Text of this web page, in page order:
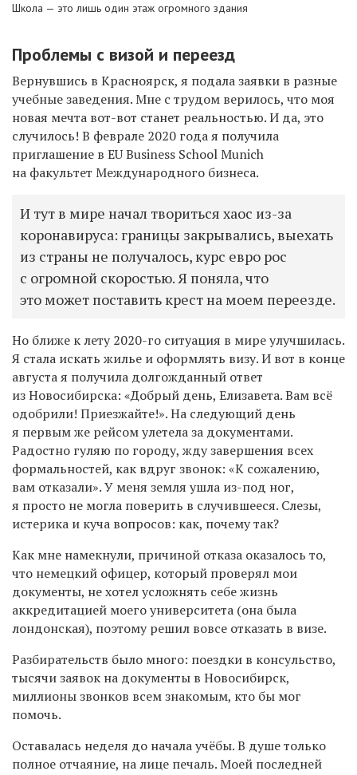
Школа — это лишь один этаж огромного здания
Проблемы с визой и переезд
Вернувшись в Красноярск, я подала заявки в разные
учебные заведения. Мне с трудом верилось, что моя
новая мечта вот-вот станет реальностью. И да, это
случилось! В феврале 2020 года я получила
приглашение в EU Business School Munich
на факультет Международного бизнеса.
И тут в мире начал твориться хаос из-за
коронавируса: границы закрывались, выехать
из страны не получалось, курс евро рос
с огромной скоростью. Я поняла, что
это может поставить крест на моем переезде.
Но ближе к лету 2020-го ситуация в мире улучшилась.
Я стала искать жилье и оформлять визу. И вот в конце
августа я получила долгожданный ответ
из Новосибирска: «Добрый день, Елизавета. Вам всё
одобрили! Приезжайте!». На следующий день
я первым же рейсом улетела за документами.
Радостно гуляю по городу, жду завершения всех
формальностей, как вдруг звонок: «К сожалению,
вам отказали». У меня земля ушла из-под ног,
я просто не могла поверить в случившееся. Слезы,
истерика и куча вопросов: как, почему так?
Как мне намекнули, причиной отказа оказалось то,
что немецкий офицер, который проверял мои
документы, не хотел усложнять себе жизнь
аккредитацией моего университета (она была
лондонская), поэтому решил вовсе отказать в визе.
Разбирательств было много: поездки в консульство,
тысячи заявок на документы в Новосибирск,
миллионы звонков всем знакомым, кто бы мог
помочь.
Оставалась неделя до начала учёбы. В душе только
полное отчаяние, на лице печаль. Моей последней